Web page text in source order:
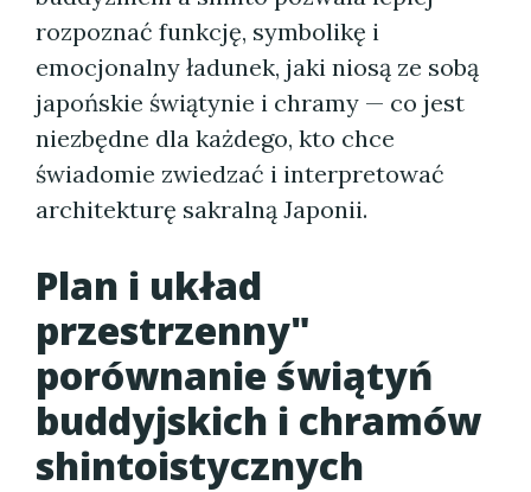
rozpoznać funkcję, symbolikę i
emocjonalny ładunek, jaki niosą ze sobą
japońskie świątynie i chramy — co jest
niezbędne dla każdego, kto chce
świadomie zwiedzać i interpretować
architekturę sakralną Japonii.
Plan i układ
przestrzenny"
porównanie świątyń
buddyjskich i chramów
shintoistycznych